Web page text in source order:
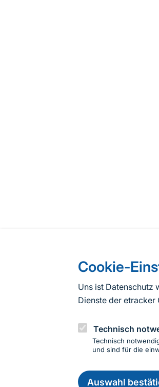
Cookie-
Uns ist Datenschutz
Dienste der etracker
Technisch
Technisch
und sind für die
Auswahl